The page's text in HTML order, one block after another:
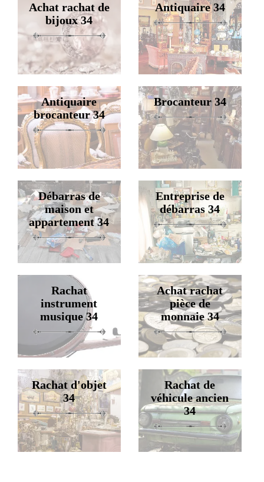
Achat rachat de
bijoux 34
Antiquaire 34
Antiquaire
brocanteur 34
Brocanteur 34
Débarras de
maison et
appartement 34
Entreprise de
débarras 34
Rachat
instrument
musique 34
Achat rachat
pièce de
monnaie 34
Rachat d'objet
34
Rachat de
véhicule ancien
34